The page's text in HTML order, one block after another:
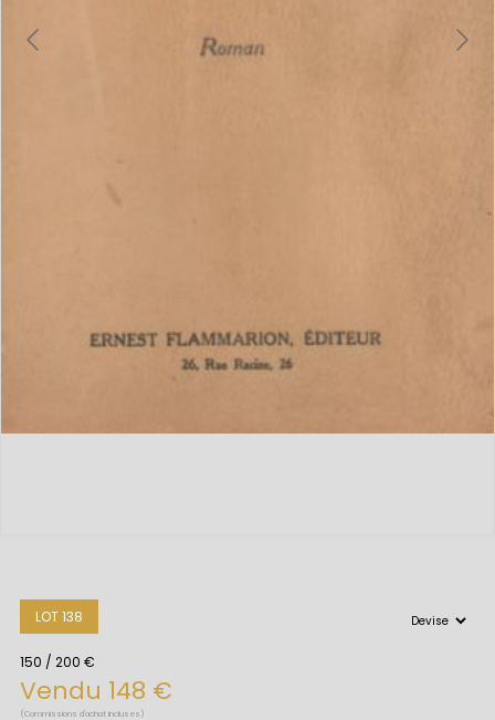
LOT 138
150 / 200 €
Vendu 148 €
(Commissions d'achat incluses)